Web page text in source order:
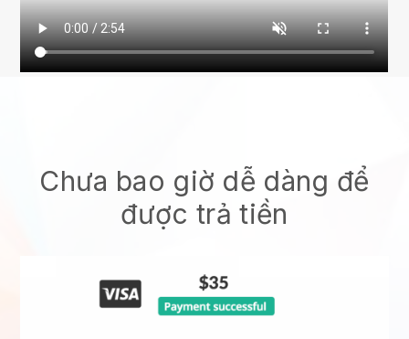
Chưa bao giờ dễ dàng để
được trả tiền